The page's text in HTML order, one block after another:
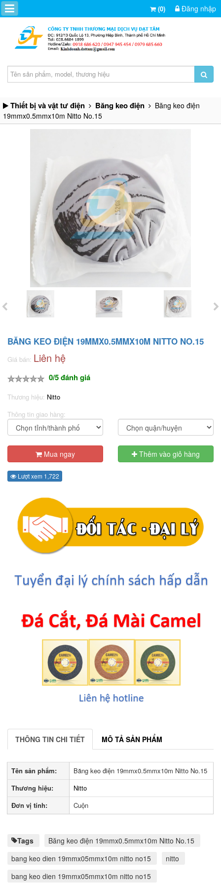
(0) Đăng nhập
Thiết bị và vật tư điện Băng keo điện
Băng keo điện
19mmx0.5mmx10m Nitto No.15
BĂNG KEO ĐIỆN 19MMX0.5MMX10M NITTO NO.15
Giá bán: Liên hệ
0/5 đánh giá
Thương hiệu: Nitto
Thông tin giao hàng:
Mua ngay Thêm vào giỏ hàng
Lượt xem 1,722
THÔNG TIN CHI TIẾT MÔ TẢ SẢN PHẨM
Tên sản phẩm:
Băng keo điện 19mmx0.5mmx10m Nitto No.15
Thương hiệu:
Nitto
Đơn vị tính:
Cuộn
Tags
Băng keo điện 19mmx0.5mmx10m Nitto No.15
bang keo dien 19mmx05mmx10m nitto no15
nitto
bang keo dien 19mmx05mmx10m nitto no15